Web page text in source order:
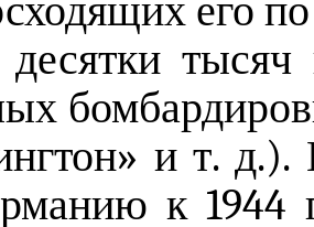
его
и т. д.).
к 1944